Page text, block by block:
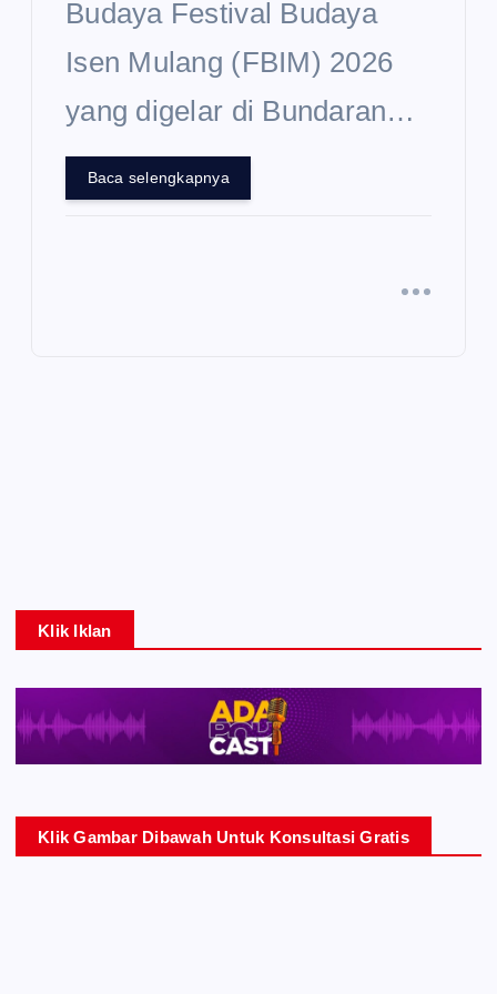
Budaya Festival Budaya
Isen Mulang (FBIM) 2026
yang digelar di Bundaran…
Baca selengkapnya
Klik Iklan
Klik Gambar Dibawah Untuk Konsultasi Gratis